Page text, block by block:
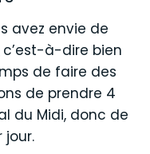
avez envie de
c’est-à-dire bien
de faire des
de prendre 4
du Midi, donc de
jour.